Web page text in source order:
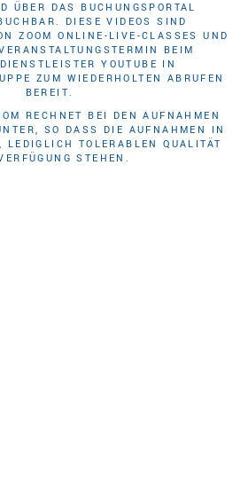
ÜBER DAS BUCHUNGSPORTAL
DIESE VIDEOS SIND
ZOOM ONLINE-LIVE-CLASSES UND
BEIM
YOUTUBE IN
ZUM WIEDERHOLTEN ABRUFEN
BEREIT.
RECHNET BEI DEN AUFNAHMEN
SO DASS DIE AUFNAHMEN IN
LEDIGLICH TOLERABLEN QUALITÄT
STEHEN.